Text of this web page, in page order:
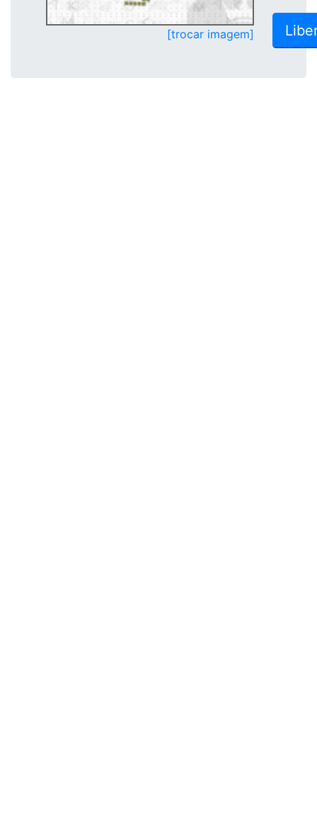
[trocar imagem]